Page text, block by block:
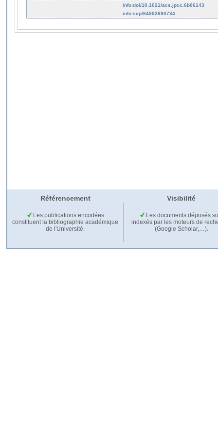
info:doi/10.1021/acs.jpcc.6b06143
info:scp/84992690734
Référencement Visibilité
Les publications encodées
constituent la bibliographie académique
de l'Université.
Les documents déposés
indexés par les moteurs de
(Google Scholar,…).